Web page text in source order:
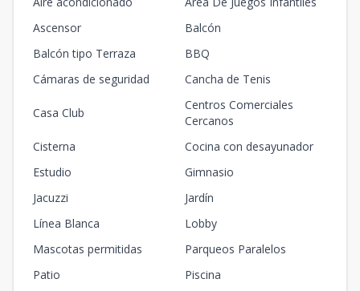
Ascensor
Balcón
Balcón tipo Terraza
BBQ
Cámaras de seguridad
Cancha de Tenis
Casa Club
Centros Comerciales
Cercanos
Cisterna
Cocina con desayunador
Estudio
Gimnasio
Jacuzzi
Jardín
Línea Blanca
Lobby
Mascotas permitidas
Parqueos Paralelos
Patio
Piscina